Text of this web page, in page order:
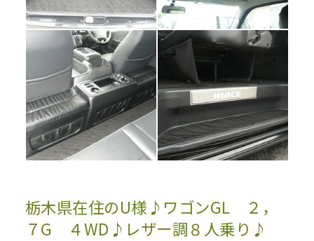
栃木県在住のU様♪ワゴンGL ２，
７G ４WD♪レザー調８人乗り♪